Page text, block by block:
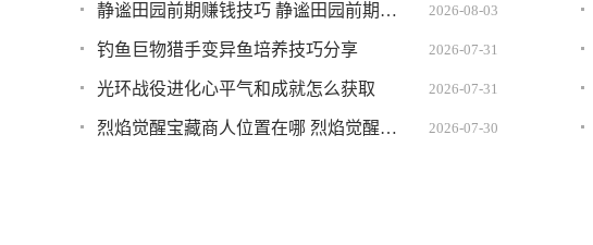
静谧田园前期赚钱技巧 静谧田园前期如何快速赚到钱 2026-08-03
钓鱼巨物猎手变异鱼培养技巧分享 2026-07-31
光环战役进化心平气和成就怎么获取 2026-07-31
烈焰觉醒宝藏商人位置在哪 烈焰觉醒宝藏商人坐标 2026-07-30